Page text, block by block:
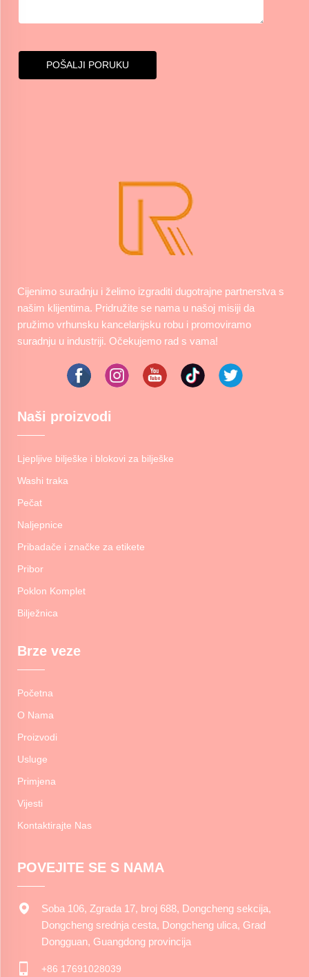
POŠALJI PORUKU
Cijenimo suradnju i želimo izgraditi dugotrajne partnerstva s
našim klijentima. Pridružite se nama u našoj misiji da
pružimo vrhunsku kancelarijsku robu i promoviramo
suradnju u industriji. Očekujemo rad s vama!
Naši proizvodi
Ljepljive bilješke i blokovi za bilješke
Washi traka
Pečat
Naljepnice
Pribadače i značke za etikete
Pribor
Poklon Komplet
Bilježnica
Brze veze
Početna
O Nama
Proizvodi
Usluge
Primjena
Vijesti
Kontaktirajte Nas
POVEJITE SE S NAMA
Soba 106, Zgrada 17, broj 688, Dongcheng sekcija,
Dongcheng srednja cesta, Dongcheng ulica, Grad
Dongguan, Guangdong provincija
+86 17691028039